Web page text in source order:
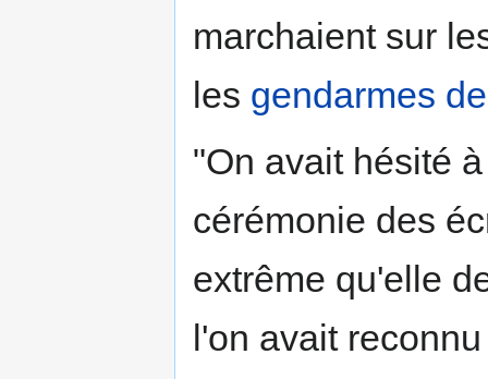
marchaient sur
les gendarmes
"On avait hésité
cérémonie des
extrême qu'elle
l'on avait